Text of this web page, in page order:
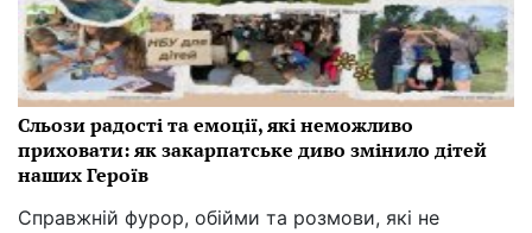
Сльози радості та емоції, які неможливо
приховати: як закарпатське диво змінило дітей
наших Героїв
Справжній фурор, обійми та розмови, які не